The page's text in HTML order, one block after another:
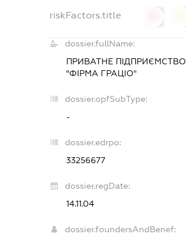
riskFactors.title
dossier.fullName:
ПРИВАТНЕ ПІДПРИЄМСТВО
"ФІРМА ГРАЦІО"
dossier.opfSubType:
-
dossier.edrpo:
33256677
dossier.regDate:
14.11.04
dossier.foundersAndBenef: